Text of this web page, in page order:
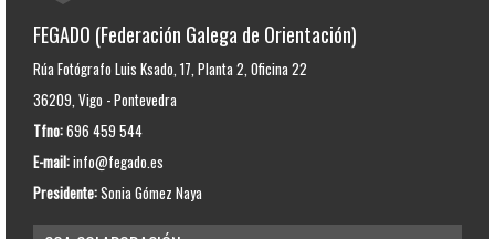
FEGADO (Federación Galega de Orientación)
Rúa Fotógrafo Luis Ksado, 17, Planta 2, Oficina 22
36209, Vigo - Pontevedra
Tfno:696 459 544
E-mail:info@fegado.es
Presidente:Sonia Gómez Naya